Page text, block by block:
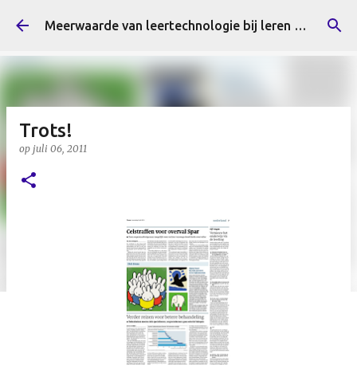
Doorgaan naar hoofdcontent Meerwaarde van leertechnologie bij leren en innoveren
Trots!
op juli 06, 2011